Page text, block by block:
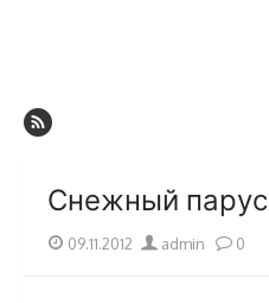
Снежный парус
Posted
09.11.2012 Author
admin 0